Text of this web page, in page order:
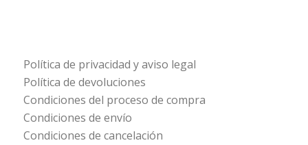
Política de privacidad y aviso legal
Política de devoluciones
Condiciones del proceso de compra
Condiciones de envío
Condiciones de cancelación